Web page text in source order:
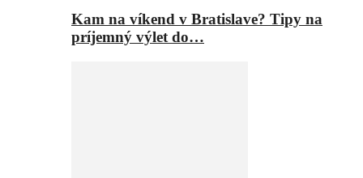
Kam na víkend v Bratislave? Tipy na
príjemný výlet do…